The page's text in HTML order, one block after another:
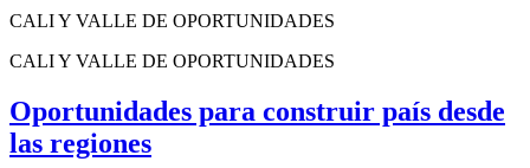
CALI Y VALLE DE OPORTUNIDADES
CALI Y VALLE DE OPORTUNIDADES
Oportunidades para construir país desde
las regiones